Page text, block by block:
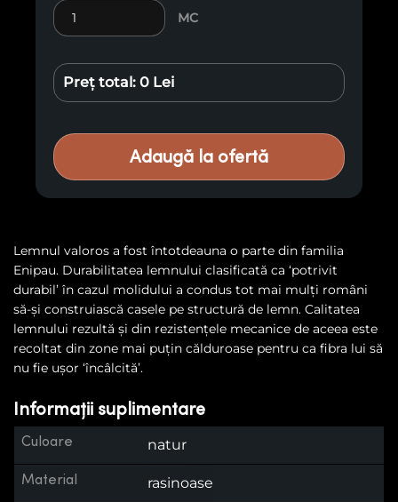
Cantitate Grindă Nerindeluită Rășinoasă
MC
Preț total: 0 Lei
Adaugă la ofertă
Lemnul valoros a fost întotdeauna o parte din familia
Enipau. Durabilitatea lemnului clasificată ca ‘potrivit
durabil’ în cazul molidului a condus tot mai mulți români
să-și construiască casele pe structură de lemn. Calitatea
lemnului rezultă și din rezistențele mecanice de aceea este
recoltat din zone mai puțin călduroase pentru ca fibra lui să
nu fie ușor ‘încâlcită’.
Informații suplimentare
Culoare natur
Material rasinoase